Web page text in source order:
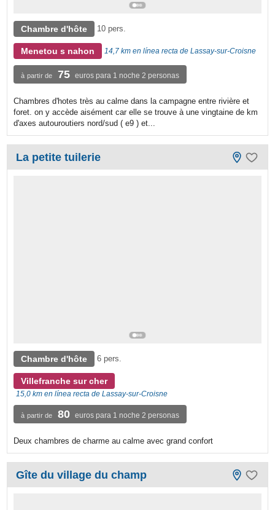
Chambre d'hôte 10 pers.
Menetou s nahon 14,7 km en línea recta de Lassay-sur-Croisne
à partir de 75 euros para 1 noche 2 personas
Chambres d'hotes très au calme dans la campagne entre rivière et
foret. on y accède aisément car elle se trouve à une vingtaine de km
d'axes autouroutiers nord/sud ( e9 ) et...
La petite tuilerie
Chambre d'hôte 6 pers.
Villefranche sur cher
15,0 km en línea recta de Lassay-sur-Croisne
à partir de 80 euros para 1 noche 2 personas
Deux chambres de charme au calme avec grand confort
Gîte du village du champ